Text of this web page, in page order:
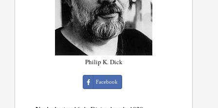
Philip K. Dick
Facebook